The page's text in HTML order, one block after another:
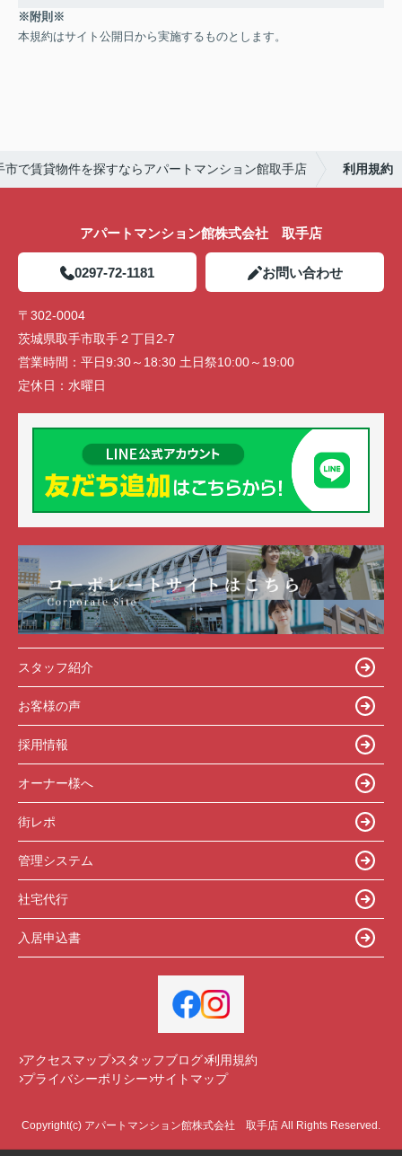
※附則※
本規約はサイト公開日から実施するものとします。
市で賃貸物件を探すならアパートマンション館取手店 利用規約
アパートマンション館株式会社 取手店
0297-72-1181 お問い合わせ
〒302-0004
茨城県取手市取手２丁目2-7
営業時間： 平日9:30～18:30 土日祭10:00～19:00
定休日： 水曜日
スタッフ紹介
お客様の声
採用情報
オーナー様へ
街レポ
管理システム
社宅代行
入居申込書
アクセスマップ スタッフブログ 利用規約
プライバシーポリシー サイトマップ
Copyright(c) アパートマンション館株式会社 取手店 All Rights Reserved.